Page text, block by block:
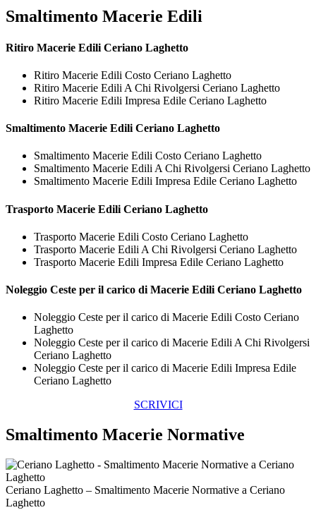
Smaltimento Macerie Edili
Ritiro Macerie Edili Ceriano Laghetto
Ritiro Macerie Edili Costo Ceriano Laghetto
Ritiro Macerie Edili A Chi Rivolgersi Ceriano Laghetto
Ritiro Macerie Edili Impresa Edile Ceriano Laghetto
Smaltimento Macerie Edili Ceriano Laghetto
Smaltimento Macerie Edili Costo Ceriano Laghetto
Smaltimento Macerie Edili A Chi Rivolgersi Ceriano Laghetto
Smaltimento Macerie Edili Impresa Edile Ceriano Laghetto
Trasporto Macerie Edili Ceriano Laghetto
Trasporto Macerie Edili Costo Ceriano Laghetto
Trasporto Macerie Edili A Chi Rivolgersi Ceriano Laghetto
Trasporto Macerie Edili Impresa Edile Ceriano Laghetto
Noleggio Ceste per il carico di Macerie Edili Ceriano Laghetto
Noleggio Ceste per il carico di Macerie Edili Costo Ceriano
Laghetto
Noleggio Ceste per il carico di Macerie Edili A Chi Rivolgersi
Ceriano Laghetto
Noleggio Ceste per il carico di Macerie Edili Impresa Edile
Ceriano Laghetto
SCRIVICI
Smaltimento Macerie Normative
Ceriano Laghetto – Smaltimento Macerie Normative a Ceriano
Laghetto